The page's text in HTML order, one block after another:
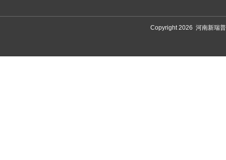
Copyright 2026 河南新瑞